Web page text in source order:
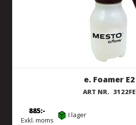
e. Foamer E2
ART NR. 3122FE
Exkl. moms
885 I lager